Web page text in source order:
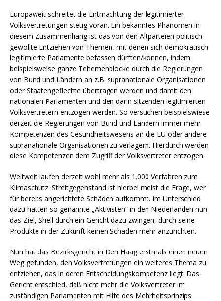
Europaweit schreitet die Entmachtung der legitimierten
Volksvertretungen stetig voran. Ein bekanntes Phänomen in
diesem Zusammenhang ist das von den Altparteien politisch
gewollte Entziehen von Themen, mit denen sich demokratisch
legitimierte Parlamente befassen dürften/können, indem
beispielsweise ganze Tehemenblöcke durch die Regierungen
von Bund und Ländern an z.B. supranationale Organisationen
oder Staatengeflechte übertragen werden und damit den
nationalen Parlamenten und den darin sitzenden legitimierten
Volksvertretern entzogen werden. So versuchen beispielswiese
derzeit die Regierungen von Bund und Ländern immer mehr
Kompetenzen des Gesundheitswesens an die EU oder andere
supranationale Organisationen zu verlagern. Hierdurch werden
diese Kompetenzen dem Zugriff der Volksvertreter entzogen.
Weltweit laufen derzeit wohl mehr als 1.000 Verfahren zum
Klimaschutz. Streitgegenstand ist hierbei meist die Frage, wer
für bereits angerichtete Schäden aufkommt. Im Unterschied
dazu hatten so genannte „Aktivisten“ in den Niederlanden nun
das Ziel, Shell durch ein Gericht dazu zwingen, durch seine
Produkte in der Zukunft keinen Schaden mehr anzurichten.
Nun hat das Bezirksgericht in Den Haag erstmals einen neuen
Weg gefunden, den Volksvertretungen ein weiteres Thema zu
entziehen, das in deren Entscheidungskompetenz liegt: Das
Gericht entschied, daß nicht mehr die Volksvertreter im
zuständigen Parlamenten mit Hilfe des Mehrheitsprinzips